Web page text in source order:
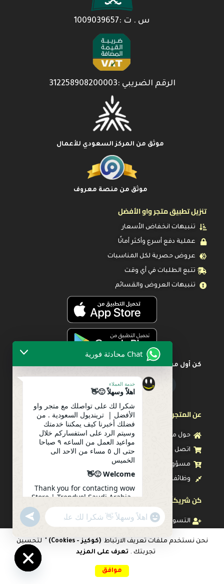
س . ت :1009039657
الرقم الضريبي :312258908200003
موثق من المركز السعودي للأعمال
موثق من منصة معروف
تنزيل تطبيق متجر واو الأفضل
تنبيهات انخفاض الأسعار
عملية دفع أسرع وأكثر أمانًا
عروض حصرية لكل المناسبات
تتبع الطلبات في أي وقت
تنبيهات العروض والقسائم
كن أول من يعرف عن أحدث العروض
عن المتجر
حول متجرنا
اتصل بنا
مسؤولية اجتماعية
وظائف
كن شريكاً معنا
التسويق بالعمولة
رعاية العميل
سياسة الاستبدال والإرتجاع
نحن نستخدم ملفات تعريف الارتباط (كوكيز - Cookies)
" لتحسين
تجربتك . تعرف على المزيد
موافق
المفضلات
Chat محادثة فورية
خدمة العملاء
اهلاً وسهلاً 🙂👋
شكرا لك على تواصلك مع متجر واو
الأفضل | ترينديول السعودية . من
فضلك أخبرنا كيف يمكننا خدمتك
وسيتم الرد على استفساركم خلال
مواعيد العمل من الساعه ٩ صباحا
حتى ال ٥ مساء من الاحد الى
الخميس
Welcome 🙂👋
Thank you for contacting wow
Store | Trendyol Saudi Arabia .
Please let us know how we can
serve you. Your inquiry will be
answered during working
Sunday to Thursday
09:29
"+chaty_settings.lang.emoji_picker+"
WhatsApp
undefined